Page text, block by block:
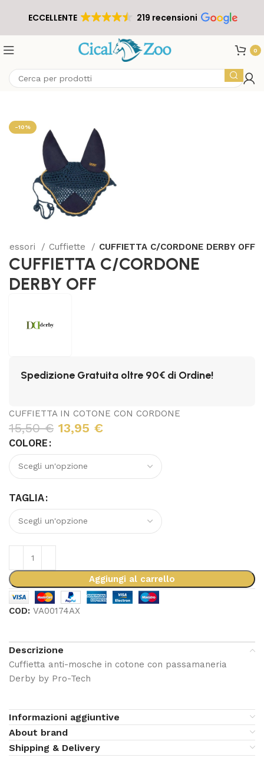
ECCELLENTE 219 recensioni
0
-10%
Cuffiette CUFFIETTA C/CORDONE DERBY OFF
CUFFIETTA C/CORDONE
DERBY OFF
Spedizione Gratuita oltre 90€ di Ordine!
CUFFIETTA IN COTONE CON CORDONE
15,50€ 13,95 €
COLORE
TAGLIA
Aggiungi al carrello
COD:VA00174AX
Descrizione
Cuffietta anti-mosche in cotone con passamaneria
Derby by Pro-Tech
Informazioni aggiuntive
About brand
Shipping & Delivery